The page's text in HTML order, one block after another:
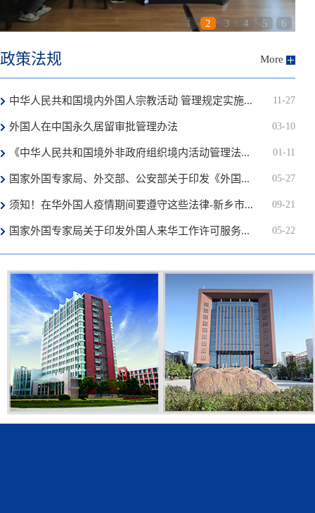
1 2 3 4 5 6
More
政策法规
11-27
中华人民共和国境内外国人宗教活动 管理规定实施...
03-10
外国人在中国永久居留审批管理办法
01-11
《中华人民共和国境外非政府组织境内活动管理法...
05-27
国家外国专家局、外交部、公安部关于印发《外国...
09-21
须知！在华外国人疫情期间要遵守这些法律-新乡市...
05-22
国家外国专家局关于印发外国人来华工作许可服务...